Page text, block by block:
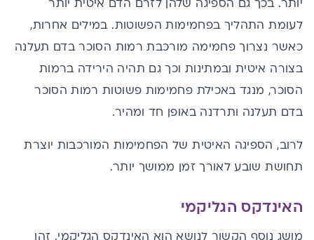
יותר. בכך גם הספיגה שלהן לזרם הדם איטית יותר
לעומת התהליך בפחמימות הפשוטות. במילים אחרות,
כאשר נצרוך פחמימה מורכבת רמות הסוכר בדם תעלנה
בצורה איטית ובמתינות וכך גם תהיה הירידה ברמות
הסוכר, מנגד באכילת פחמימות פשוטות רמות הסוכר
בדם תעלנה ותרדנה באופן חד ומהיר.
לרוב, הספיגה האיטית של הפחמימות המורכבות יוצרת
תחושת שובע לאורך זמן ממושך יותר.
האינדקס הגליקמי
מושג נוסף הקשור לנושא הוא האינדקס הגליקמי. זהו